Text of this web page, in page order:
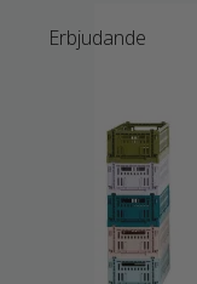
Erbjudande